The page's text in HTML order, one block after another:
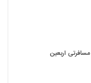
اربعین